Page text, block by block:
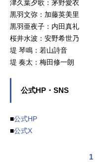
津久葉夕歌：茅野愛衣
黒羽文弥：加藤英美里
黒羽亜夜子：内田真礼
桜井水波：安野希世乃
堤 琴鳴：若山詩音
堤 奏太：梅田修一朗
公式HP・SNS
■公式HP
■公式X
1